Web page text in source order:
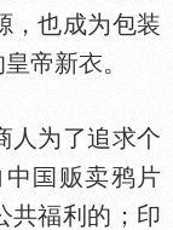
，也成为包装
皇帝新
。
人为了追求个
中
贩卖鸦片
共福利的；印